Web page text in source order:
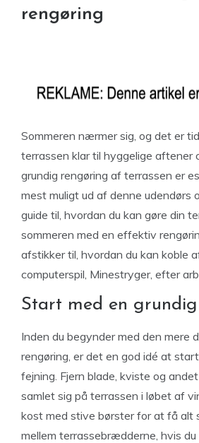
rengøring
Sommeren nærmer sig, og det er
terrassen klar til hyggelige aftener
grundig rengøring af terrassen er
mest muligt ud af denne udendørs
guide til, hvordan du kan gøre din
sommeren med en effektiv
afstikker til, hvordan du kan koble
computerspil, Minestryger, efter
Start med en
Inden du begynder med den mere
rengøring, er det en god idé at
fejning. Fjern blade, kviste og
samlet sig på terrassen i løbet af
kost med stive børster for at få
mellem terrassebrædderne, hvis